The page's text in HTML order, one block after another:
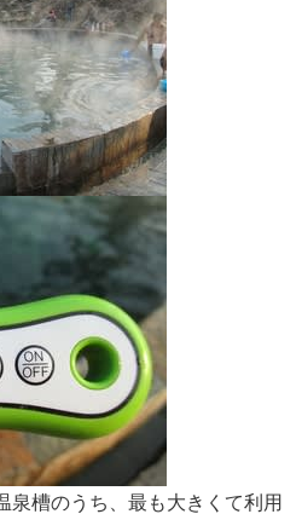
泉槽のうち、最も大きくて利用